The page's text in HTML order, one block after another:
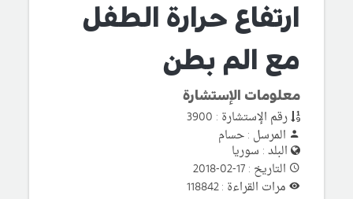
ارتفاع حرارة الطفل
مع الم بطن
معلومات الإستشارة
رقم الإستشارة : 3900
المرسل : حسام
البلد : سوريا
التاريخ : 17-02-2018
مرات القراءة : 118842